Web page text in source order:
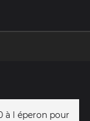
à l éperon pour